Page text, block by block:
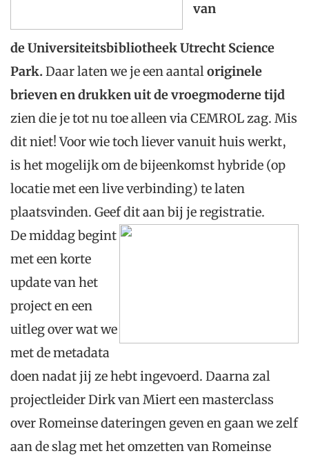
van
de Universiteitsbibliotheek Utrecht Science
Park.Daar laten we je een aantaloriginele
brieven en drukken uit de vroegmoderne tijd
zien die je tot nu toe alleen via CEMROL zag. Mis
dit niet! Voor wie toch liever vanuit huis werkt,
is het mogelijk om de bijeenkomst hybride (op
locatie met een live verbinding) te laten
plaatsvinden. Geef dit aan bij je registratie.
De middag begint
met een korte
update van het
project en een
uitleg over wat we
met de metadata
doen nadat jij ze hebt ingevoerd. Daarna zal
projectleider Dirk van Miert een masterclass
over Romeinse dateringen geven en gaan we zelf
aan de slag met het omzetten van Romeinse